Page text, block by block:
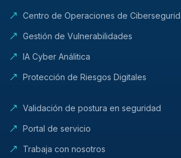
Centro de Operaciones de
Gestión de Vulnerabilidades
IA Cyber Análitica
Protección de Riesgos Digitales
Validación de postura en seguridad
Portal de servicio
Trabaja con nosotros